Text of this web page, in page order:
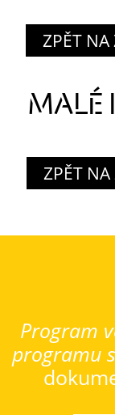
ZPĚT NA
MALÉ
ZPĚT NA
Program
programu